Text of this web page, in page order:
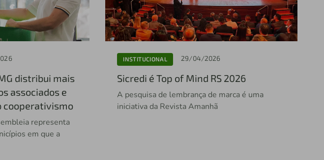
distribui mais
associados e
cooperativismo
representa
em que a
INSTITUCIONAL 29/04/2026
Sicredi é Top of Mind RS 2026
A pesquisa de lembrança de marca é uma
iniciativa da Revista Amanhã